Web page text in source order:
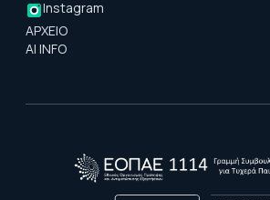
Instagram
ΑΡΧΕΙΟ
AI INFO